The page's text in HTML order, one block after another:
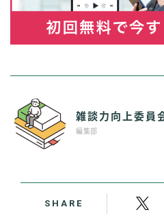
雑談力向上委員
編集部
SHARE